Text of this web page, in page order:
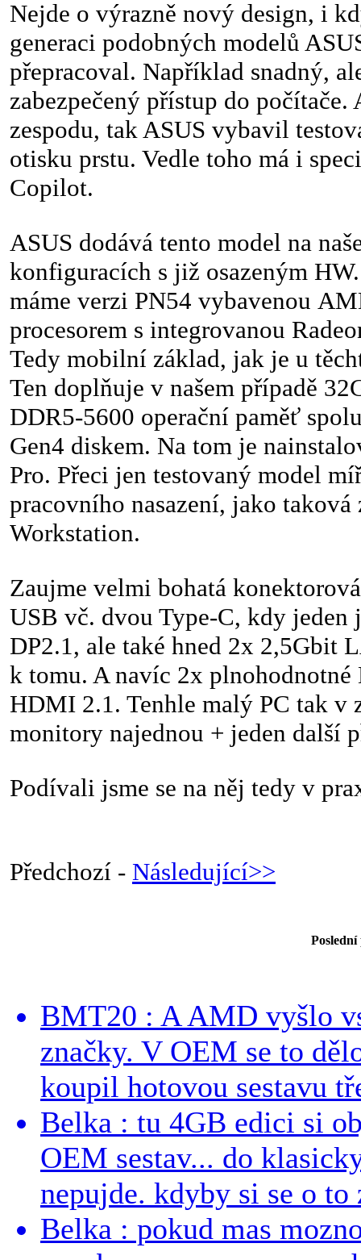
Nejde o výrazně nový design, i
generaci podobných modelů
přepracoval. Například snadný,
zabezpečený přístup do
zespodu, tak ASUS vybavil
otisku prstu. Vedle toho má i
Copilot.
ASUS dodává tento model na
konfiguracích s již osazeným
máme verzi PN54 vybavenou
procesorem s integrovanou
Tedy mobilní základ, jak je u
Ten doplňuje v našem případě
DDR5-5600 operační paměť
Gen4 diskem. Na tom je
Pro. Přeci jen testovaný model
pracovního nasazení, jako taková
Workstation.
Zaujme velmi bohatá
USB vč. dvou Type-C, kdy jeden
DP2.1, ale také hned 2x 2,5Gbit
k tomu. A navíc 2x plnohodnotné
HDMI 2.1. Tenhle malý PC tak v
monitory najednou + jeden další
Podívali jsme se na něj tedy v
Předchozí - Následující>>
BMT20 : A AMD vyšlo
značky. V OEM se to
koupil hotovou sestavu
Belka : tu 4GB edici si
OEM sestav... do
nepujde. kdyby si se o
Belka : pokud mas